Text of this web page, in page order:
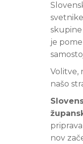
skupine
je
Volitve,
našo
nov